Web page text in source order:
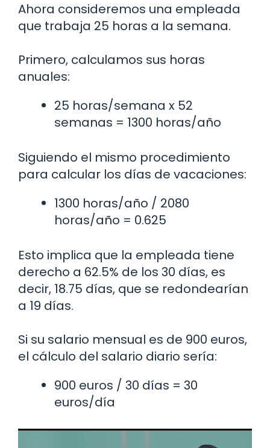
Ahora consideremos una empleada
que trabaja 25 horas a la semana.
Primero, calculamos sus horas
anuales:
25 horas/semana x 52
semanas = 1300 horas/año
Siguiendo el mismo procedimiento
para calcular los días de vacaciones:
1300 horas/año / 2080
horas/año = 0.625
Esto implica que la empleada tiene
derecho a 62.5% de los 30 días, es
decir, 18.75 días, que se redondearían
a 19 días.
Si su salario mensual es de 900 euros,
el cálculo del salario diario sería:
900 euros / 30 días = 30
euros/día